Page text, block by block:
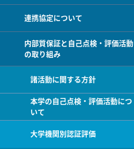
連携協定について
内部質保証と自己点検・評価活動
の取り組み
諸活動に関する方針
本学の自己点検・評価活動につ
いて
大学機関別認証評価